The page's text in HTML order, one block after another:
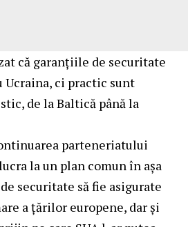
că garanțiile de securitate
Ucraina, ci practic sunt
de la Baltică până la
parteneriatului
la un plan comun în așa
securitate să fie asigurate
a țărilor europene, dar și